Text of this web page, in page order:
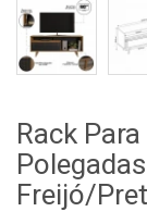
Rack
Freijó/